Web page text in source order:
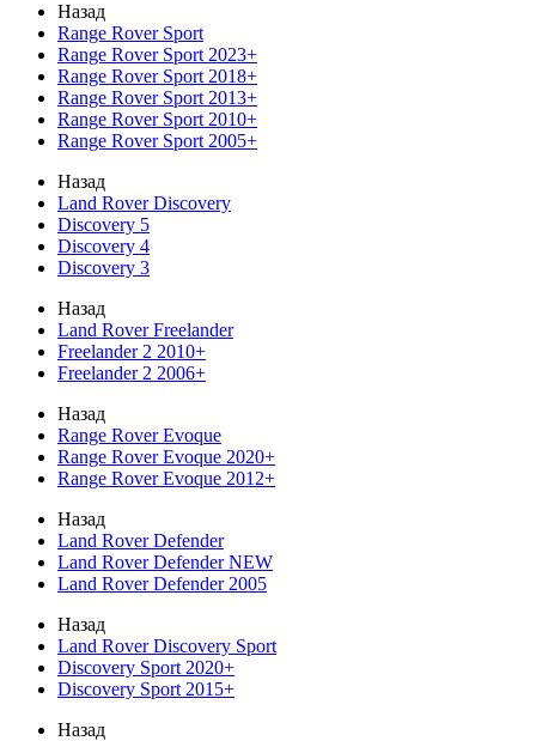
Назад
Range Rover Sport
Range Rover Sport 2023+
Range Rover Sport 2018+
Range Rover Sport 2013+
Range Rover Sport 2010+
Range Rover Sport 2005+
Назад
Land Rover Discovery
Discovery 5
Discovery 4
Discovery 3
Назад
Land Rover Freelander
Freelander 2 2010+
Freelander 2 2006+
Назад
Range Rover Evoque
Range Rover Evoque 2020+
Range Rover Evoque 2012+
Назад
Land Rover Defender
Land Rover Defender NEW
Land Rover Defender 2005
Назад
Land Rover Discovery Sport
Discovery Sport 2020+
Discovery Sport 2015+
Назад